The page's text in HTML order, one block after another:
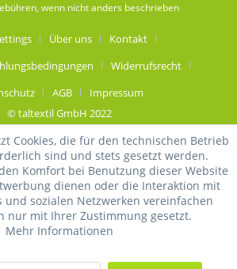
wenn nicht anders beschrieben
Über uns
Kontakt
Widerrufsrecht
AGB
Impressum
© taltextil GmbH 2022
Cookies, die für den technischen Betrieb
sind und stets gesetzt werden.
Komfort bei Benutzung dieser Website
dienen oder die Interaktion mit
und sozialen Netzwerken vereinfachen
nur mit Ihrer Zustimmung gesetzt.
Mehr Informationen